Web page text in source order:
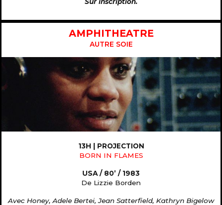
AMPHITHEATRE
AUTRE SOIE
13H | PROJECTION
BORN IN FLAMES
USA / 80’ / 1983
De Lizzie Borden
Avec Honey, Adele Bertei, Jean Satterfield, Kathryn Bigelow